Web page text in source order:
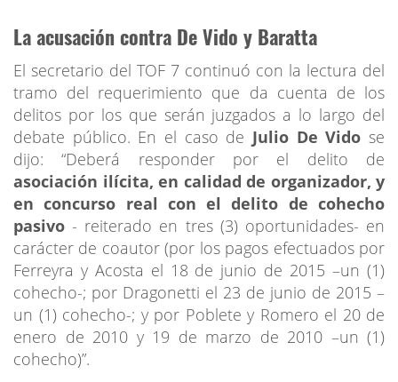
La acusación contra De Vido y Baratta
El secretario del TOF 7 continuó con la lectura del
tramo del requerimiento que da cuenta de los
delitos por los que serán juzgados a lo largo del
debate público. En el caso de Julio De Vido se
dijo: “Deberá responder por el delito de
asociación ilícita, en calidad de organizador, y
en concurso real con el delito de cohecho
pasivo - reiterado en tres (3) oportunidades- en
carácter de coautor (por los pagos efectuados por
Ferreyra y Acosta el 18 de junio de 2015 –un (1)
cohecho-; por Dragonetti el 23 de junio de 2015 –
un (1) cohecho-; y por Poblete y Romero el 20 de
enero de 2010 y 19 de marzo de 2010 –un (1)
cohecho)”.